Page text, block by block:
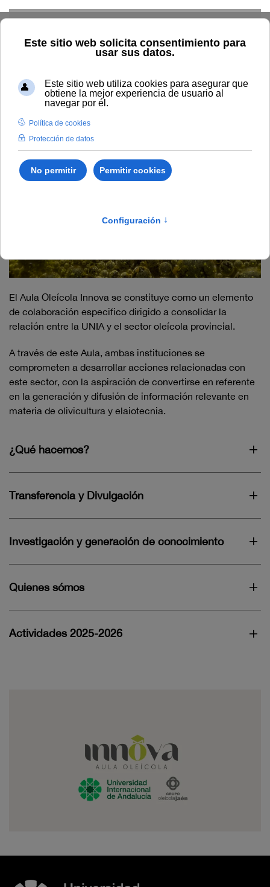
Home Investigación Aulas Aula oleicola innova
Aula Oleícola Innova para
la innovación y la
olivicultura y la elaiotecnia
El Aula Oleícola Innova se constituye como un elemento
de colaboración especifico dirigido a consolidar la
relación entre la UNIA y el sector oleícola provincial.
A través de este Aula, ambas instituciones se
comprometen a desarrollar acciones relacionadas con
este sector, con la aspiración de convertirse en referente
en la generación y difusión de información relevante en
materia de olivicultura y elaiotecnia.
¿Qué hacemos?
Transferencia y Divulgación
Investigación y generación de conocimiento
Quienes sómos
Actividades 2025-2026